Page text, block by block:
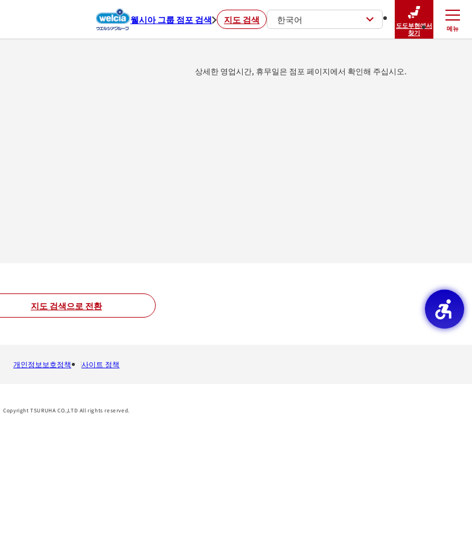
웰시아 그룹 점포 검색 지도 검색 한국어
도도부현에서
찾기
메뉴
닫기
상세한 영업시간, 휴무일은 점포 페이지에서 확인해 주십시오.
지도 검색으로 전환
개인정보보호정책 사이트 정책
Copyright TSURUHA CO.,LTD All rights reserved.